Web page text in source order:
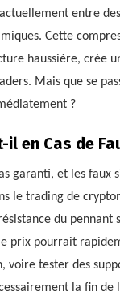
entre
Cette
haussière, crée
Mais que se
?
il en Cas de
garanti, et les faux
le trading de
du pennant
prix pourrait
voire tester des
la fin de